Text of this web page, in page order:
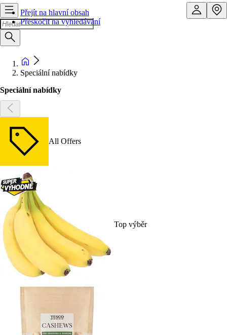
Přejít na hlavní obsah
Přeskočit na vyhledávání
Speciální nabídky
Speciální nabídky
All Offers
Top výběr